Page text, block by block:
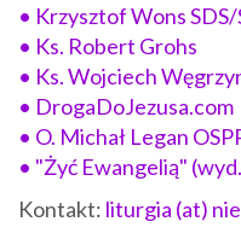
• Krzysztof Wons
• Ks. Robert Grohs
• Ks. Wojciech
• DrogaDoJezusa.com
• O. Michał Legan
• "Żyć Ewangelią"
Kontakt: liturgia (at)